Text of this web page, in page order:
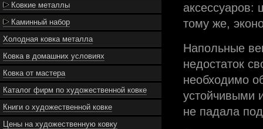
Ковкие металлы
Каминный набор
Холодная ковка металла
Ковка в домашних условиях
Ковка от мастера
Каталог фирм по художественной ковке
Книги о художественной ковке
Цены на художественную ковку
аксессуаров:
тому же,
Напольные
недостаток
необходимо
устойчивыми
не падала